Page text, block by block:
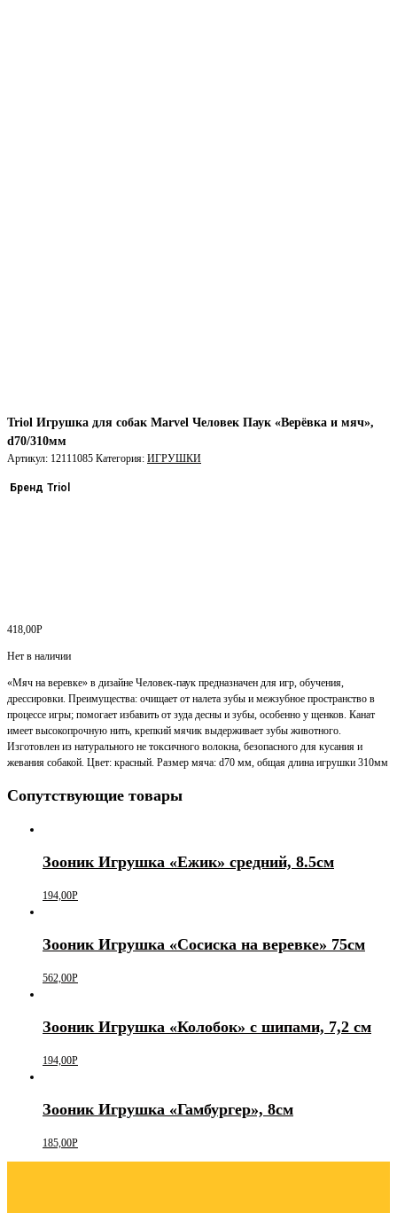
Triol Игрушка для собак Marvel Человек Паук «Верёвка и мяч»,
d70/310мм
Артикул: 12111085 Категория: ИГРУШКИ
Бренд Triol
418,00Р
Нет в наличии
«Мяч на веревке» в дизайне Человек-паук предназначен для игр, обучения,
дрессировки. Преимущества: очищает от налета зубы и межзубное пространство в
процессе игры; помогает избавить от зуда десны и зубы, особенно у щенков. Канат
имеет высокопрочную нить, крепкий мячик выдерживает зубы животного.
Изготовлен из натурального не токсичного волокна, безопасного для кусания и
жевания собакой. Цвет: красный. Размер мяча: d70 мм, общая длина игрушки 310мм
Сопутствующие товары
Зооник Игрушка «Ежик» средний, 8.5см
194,00Р
Зооник Игрушка «Сосиска на веревке» 75см
562,00Р
Зооник Игрушка «Колобок» с шипами, 7,2 см
194,00Р
Зооник Игрушка «Гамбургер», 8см
185,00Р